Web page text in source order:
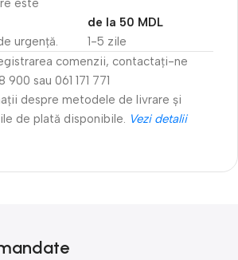
este
urgență.
1-5 zile
de la 50 MDL
comenzii, contactați-ne
900 sau 061 171 771
despre metodele de livrare și
de plată disponibile. Vezi detalii